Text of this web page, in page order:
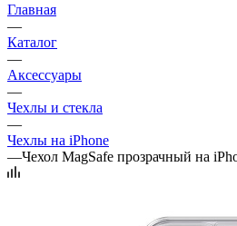
Главная
—
Каталог
—
Аксессуары
—
Чехлы и стекла
—
Чехлы на iPhone
—Чехол MagSafe прозрачный на